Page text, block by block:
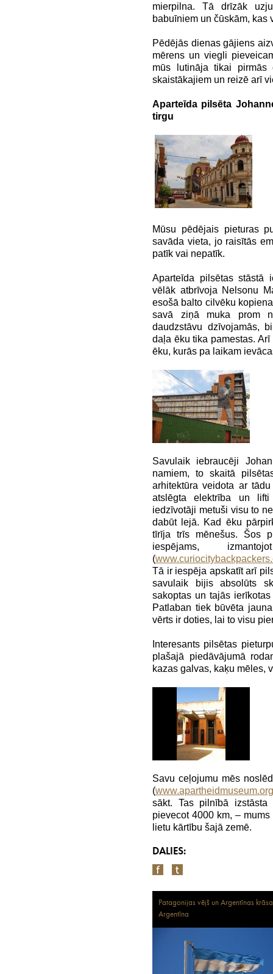
mierpilna. Tā drīzāk
babuīniem un čūskām, kas
Pēdējās dienas gājiens
mērens un viegli
mūs lutināja tikai
skaistākajiem un reizē arī
Aparteīda pilsēta
tirgu
Mūsu pēdējais pieturas
savāda vieta, jo raisītās
patīk vai nepatīk.
Aparteīda pilsētas stāstā
vēlāk atbrīvoja Nelsonu
esošā balto cilvēku
savā ziņā muka prom
daudzstāvu dzīvojamās,
daļa ēku tika pamestas.
ēku, kurās pa laikam
Savulaik iebraucēji
namiem, to skaitā
arhitektūra veidota ar
atslēgta elektrība un
iedzīvotāji metuši visu to
dabūt lejā. Kad ēku
tīrīja trīs mēnešus. Šos
iespējams,
(
Tā ir iespēja apskatīt arī
savulaik bijis absolūts
sakoptas un tajās
Patlaban tiek būvēta
vērts ir doties, lai to visu
Interesants pilsētas
plašajā piedāvājumā
kazas galvas, kaķu mēles,
Savu ceļojumu mēs
(www.apartheidmuseum.org
sākt. Tas pilnībā
pievecot 4000 km, –
lietu kārtību šajā zemē.
DALIES:
Patagonijas vējš un Argentīnas
Argentīna